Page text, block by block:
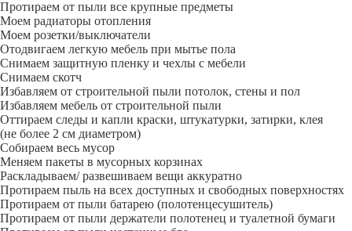
Протираем от пыли все крупные предметы
Моем радиаторы отопления
Моем розетки/выключатели
Отодвигаем легкую мебель при мытье пола
Снимаем защитную пленку и чехлы с мебели
Снимаем скотч
Избавляем от строительной пыли потолок, стены и пол
Избавляем мебель от строительной пыли
Оттираем следы и капли краски, штукатурки, затирки, клея
(не более 2 см диаметром)
Собираем весь мусор
Меняем пакеты в мусорных корзинах
Раскладываем/ развешиваем вещи аккуратно
Протираем пыль на всех доступных и свободных поверхностях
Протираем от пыли батарею (полотенцесушитель)
Протираем от пыли держатели полотенец и туалетной бумаги